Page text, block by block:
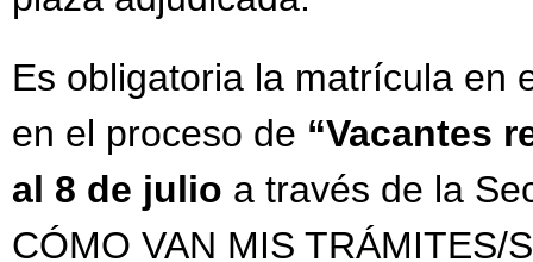
Es obligatoria la matrícula en
en el proceso de “Vacantes
al 8 de julio a través de la
CÓMO VAN MIS TRÁMITES/